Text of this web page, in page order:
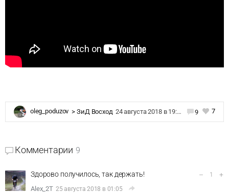
oleg_poduzov >ЗиД Восход 24 августа 2018 в 19:12 9 7
Комментарии 9
Здорово получилось, так держать!
Alex_2T 25 августа 2018 в 01:05
– 1 +